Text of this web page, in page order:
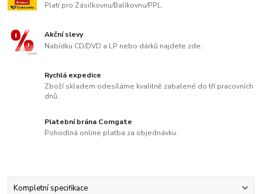
Platí pro Zásilkovnu/Balíkovnu/PPL.
Akční slevy
Nabídku CD/DVD a LP nebo dárků najdete zde..
Rychlá expedice
Zboží skladem odesíláme kvalitně zabalené do tří pracovních
dnů..
Platební brána Comgate
Pohodlná online platba za objednávku.
Kompletní specifikace